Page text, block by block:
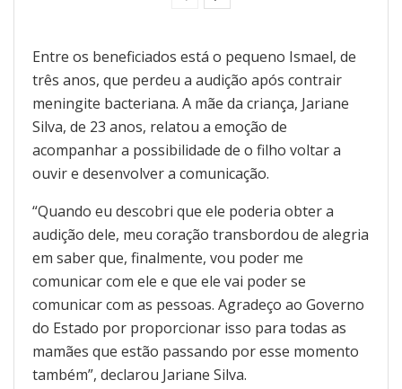
Entre os beneficiados está o pequeno Ismael, de
três anos, que perdeu a audição após contrair
meningite bacteriana. A mãe da criança, Jariane
Silva, de 23 anos, relatou a emoção de
acompanhar a possibilidade de o filho voltar a
ouvir e desenvolver a comunicação.
“Quando eu descobri que ele poderia obter a
audição dele, meu coração transbordou de alegria
em saber que, finalmente, vou poder me
comunicar com ele e que ele vai poder se
comunicar com as pessoas. Agradeço ao Governo
do Estado por proporcionar isso para todas as
mamães que estão passando por esse momento
também”, declarou Jariane Silva.